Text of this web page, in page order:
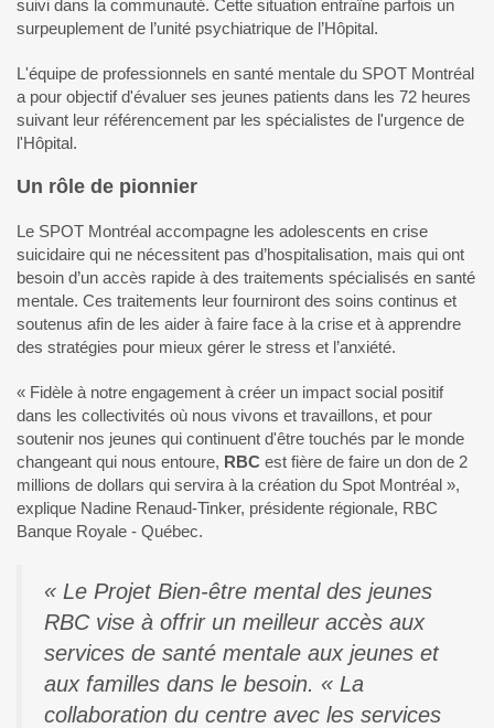
suivi dans la communauté. Cette situation entraîne parfois un
surpeuplement de l’unité psychiatrique de l’Hôpital.
L'équipe de professionnels en santé mentale du SPOT Montréal
a pour objectif d'évaluer ses jeunes patients dans les 72 heures
suivant leur référencement par les spécialistes de l'urgence de
l'Hôpital.
Un rôle de pionnier
Le SPOT Montréal accompagne les adolescents en crise
suicidaire qui ne nécessitent pas d’hospitalisation, mais qui ont
besoin d’un accès rapide à des traitements spécialisés en santé
mentale. Ces traitements leur fourniront des soins continus et
soutenus afin de les aider à faire face à la crise et à apprendre
des stratégies pour mieux gérer le stress et l’anxiété.
« Fidèle à notre engagement à créer un impact social positif
dans les collectivités où nous vivons et travaillons, et pour
soutenir nos jeunes qui continuent d'être touchés par le monde
changeant qui nous entoure, RBC est fière de faire un don de 2
millions de dollars qui servira à la création du Spot Montréal »,
explique Nadine Renaud-Tinker, présidente régionale, RBC
Banque Royale - Québec.
« Le Projet Bien-être mental des jeunes
RBC vise à offrir un meilleur accès aux
services de santé mentale aux jeunes et
aux familles dans le besoin. « La
collaboration du centre avec les services